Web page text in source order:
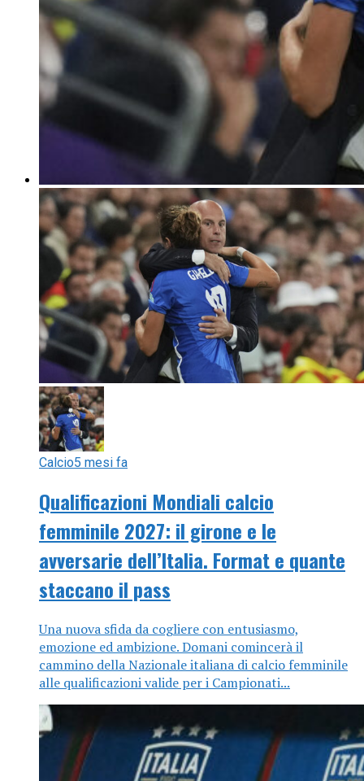
Calcio5 mesi fa
Qualificazioni Mondiali calcio
femminile 2027: il girone e le
avversarie dell’Italia. Format e quante
staccano il pass
Una nuova sfida da cogliere con entusiasmo,
emozione ed ambizione. Domani comincerà il
cammino della Nazionale italiana di calcio femminile
alle qualificazioni valide per i Campionati...